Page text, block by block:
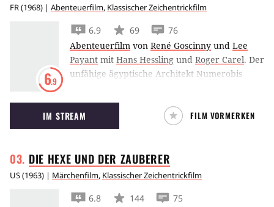
FR(1968) | Abenteuerfilm, Klassischer Zeichentrickfilm
6.9
6.9 69
76
Abenteuerfilm von René Goscinny und Lee
Payant mit Hans Hessling und Roger Carel. Der
unfähige ägyptische Architekt Numerobis
Gallien Rat.
IM STREAM FILM VORMERKEN
DIE HEXE UND DER ZAUBERER
US(1963) | Märchenfilm, Klassischer Zeichentrickfilm
6.8 144
75